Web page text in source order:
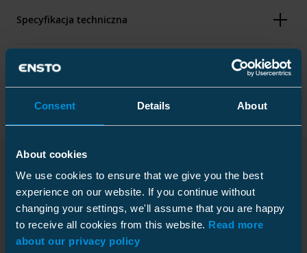
Consent Details About
About cookies
We use cookies to ensure that we give you the best
experience on our website. If you continue without
changing your settings, we'll assume that you are happy
to receive all cookies from this website. Read more
about our privacy policy
Specyfikacja techniczna
Wysokość
3 mm
Szerokość
30 mm
Długość
Opakowanie
Karton
Rozmiar
Głębokość
Pliki do pobrania